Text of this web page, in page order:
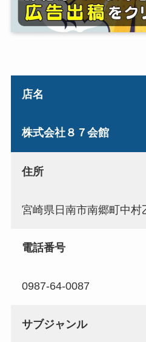
店名
株式会社８７会館
住所
宮崎県日南市南郷町中村
電話番号
0987-64-0087
サブジャンル